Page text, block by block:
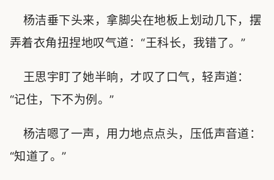
杨洁垂下头来，拿脚尖在地板上划动几下，摆
弄着衣角扭捏地叹气道：“王科长，我错了。”
王思宇盯了她半晌，才叹了口气，轻声道：
“记住，下不为例。”
杨洁嗯了一声，用力地点点头，压低声音道：
“知道了。”